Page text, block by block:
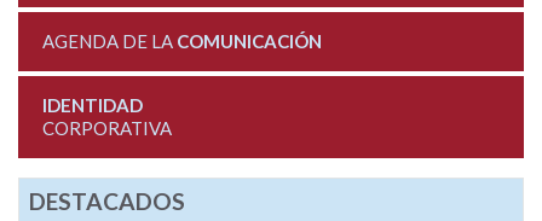
AGENDA DE LA COMUNICACIÓN
IDENTIDAD
CORPORATIVA
DESTACADOS